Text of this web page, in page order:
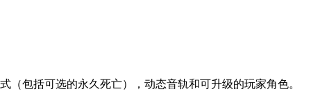
包括可选的永久死亡），动态音轨和可升级的玩家角色。